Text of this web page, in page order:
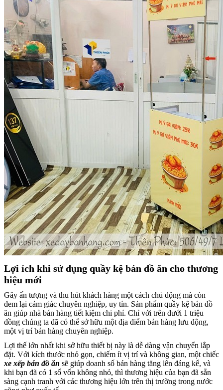
Lợi ích khi sử dụng quầy kệ bán đồ ăn cho thương
hiệu mới
Gây ấn tượng và thu hút khách hàng một cách chủ động mà còn
đem lại cảm giác chuyên nghiệp, uy tín. Sản phẩm quầy kệ bán đồ
ăn giúp nhà bán hàng tiết kiệm chi phí. Chỉ với trên dưới 1 triệu
đồng chúng ta đã có thể sở hữu một địa điểm bán hàng lưu động,
một vị trí bán hàng chuyên nghiệp.
Lợi thế lớn nhất khi sở hữu thiết bị này là dễ dàng vận chuyển lắp
đặt. Với kích thước nhỏ gọn, chiếm ít vị trí và không gian, một chiếc
xe xếp bán đồ ăn sẽ giúp doanh số bán hàng tăng lên đáng kể, và
khi bạn đã có 1 số vốn không nhỏ, thì thương hiệu của bạn đã sẵn
sàng cạnh tranh với các thương hiệu lớn trên thị trường trong nước